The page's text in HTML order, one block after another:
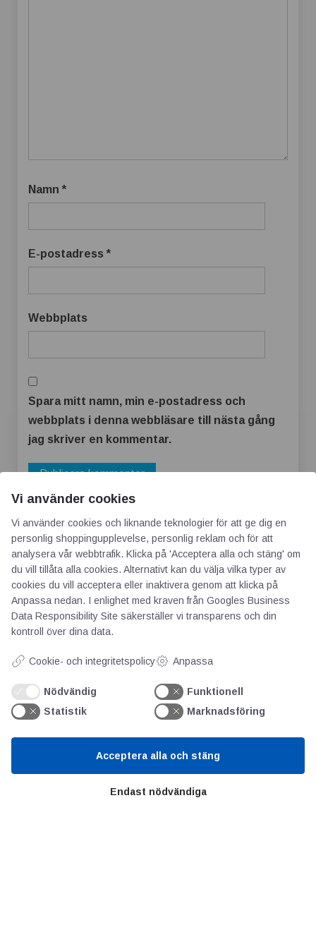
Namn *
E-postadress *
Webbplats
Spara mitt namn, min e-postadress och
webbplats i denna webbläsare till nästa gång
jag skriver en kommentar.
AOTI
Om oss
Kontakt
GDPR
Kunskapscentrum
Vi använder cookies
Vi använder cookies och liknande teknologier för att ge dig en
personlig shoppingupplevelse, personlig reklam och för att
analysera vår webbtrafik. Klicka på 'Acceptera alla och stäng' om
du vill tillåta alla cookies. Alternativt kan du välja vilka typer av
cookies du vill acceptera eller inaktivera genom att klicka på
Anpassa nedan. I enlighet med kraven från Googles Business
Data Responsibility Site säkerställer vi transparens och din
kontroll över dina data.
Cookie- och integritetspolicy Anpassa
Nödvändig
Funktionell
Statistik
Marknadsföring
Endast nödvändiga
Acceptera alla och stäng